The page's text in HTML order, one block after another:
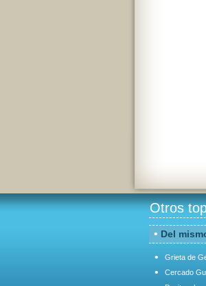
Otros
• Del
• Grieta de
• Cercado